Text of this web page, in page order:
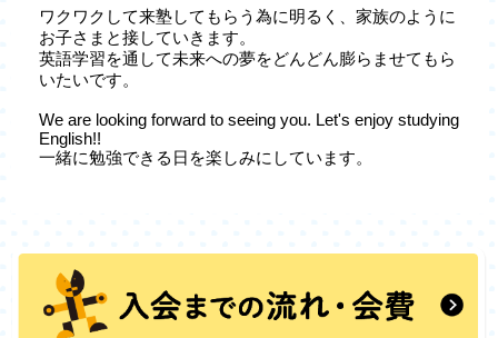
ワクワクして来塾してもらう為に明るく、家族のように
お子さまと接していきます。
英語学習を通して未来への夢をどんどん膨らませてもら
いたいです。
We are looking forward to seeing you. Let's enjoy studying
English!!
一緒に勉強できる日を楽しみにしています。